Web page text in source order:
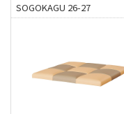
SOGOKAGU 26-27